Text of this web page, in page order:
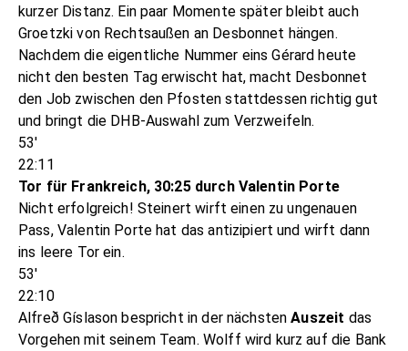
kurzer Distanz. Ein paar Momente später bleibt auch
Groetzki von Rechtsaußen an Desbonnet hängen.
Nachdem die eigentliche Nummer eins Gérard heute
nicht den besten Tag erwischt hat, macht Desbonnet
den Job zwischen den Pfosten stattdessen richtig gut
und bringt die DHB-Auswahl zum Verzweifeln.
53'
22:11
Tor für Frankreich, 30:25 durch Valentin Porte
Nicht erfolgreich! Steinert wirft einen zu ungenauen
Pass, Valentin Porte hat das antizipiert und wirft dann
ins leere Tor ein.
53'
22:10
Alfreð Gíslason bespricht in der nächstenAuszeit das
Vorgehen mit seinem Team. Wolff wird kurz auf die Bank